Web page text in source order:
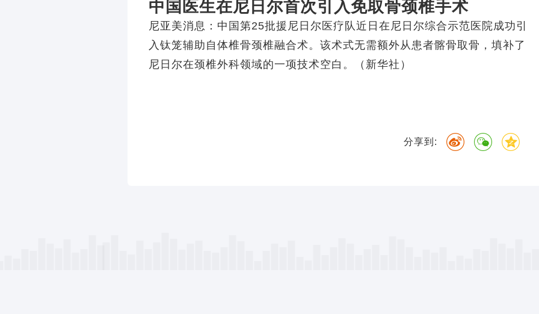
中国医生在尼日尔首次引入免取骨颈椎手术
尼亚美消息：中国第25批援尼日尔医疗队近日在尼日尔综合示范医院成功引
入钛笼辅助自体椎骨颈椎融合术。该术式无需额外从患者髂骨取骨，填补了
尼日尔在颈椎外科领域的一项技术空白。（新华社）
分享到: